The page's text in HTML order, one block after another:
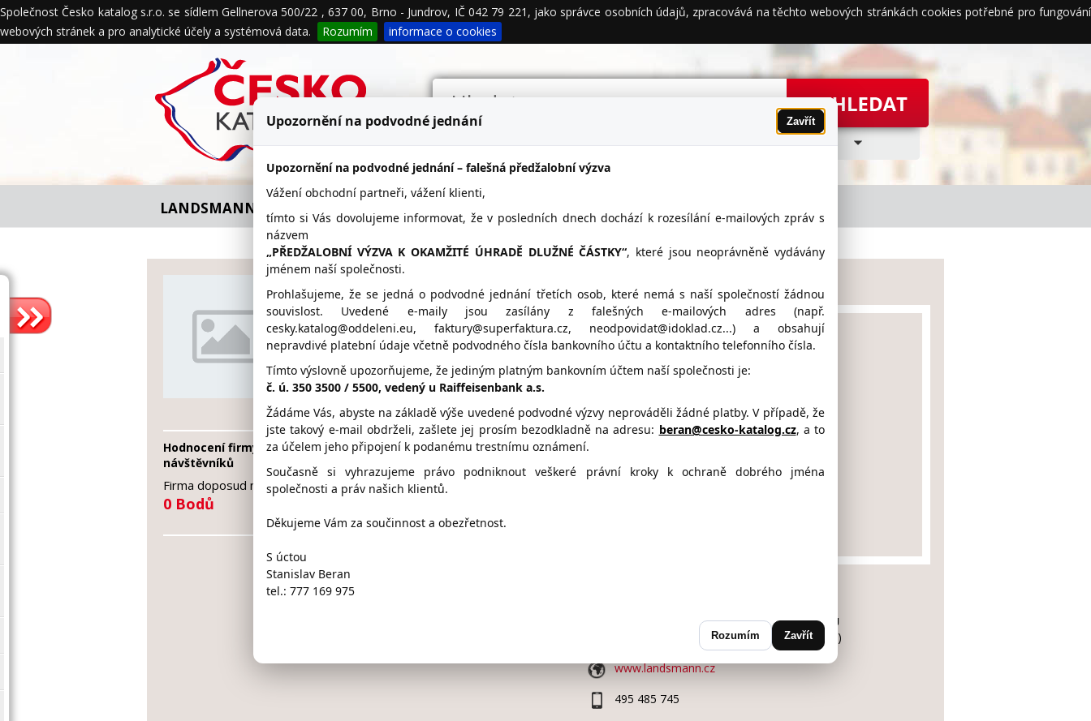
Společnost Česko katalog s.r.o. se sídlem Gellnerova 500/22 , 637 00, Brno - Jundrov, IČ 042 79 221, jako správce osobních údajů, zpracovává na těchto webových stránkách cookies potřebné pro fungování
webových stránek a pro analytické účely a systémová data.
Rozumím informace o cookies
O nás Naše služby Obchodní podmínky Propagace
Kontakty
Ochrana údajů
LANDSMANN s.r.o. - firemní detail
LANDSMANN s.r.o.
www.landsmann.cz
495 485 745
servis@landsmann.cz
Hodnocení firmy LANDSMANN od
návštěvníků
Firma doposud nasbírala:
0 Bodů
1 Bod 2 Body 3 Body
Umístění LANDSMANN na Google maps
CHLUMEC NAD CIDLINOU
(okres Nymburk, Středočeský kraj)
www.landsmann.cz
495 485 745
Upozornění na podvodné jednání Zavřít
Upozornění na podvodné jednání – falešná předžalobní výzva
Vážení obchodní partneři, vážení klienti,
tímto si Vás dovolujeme informovat, že v posledních dnech dochází k rozesílání e-mailových zpráv s
názvem
„PŘEDŽALOBNÍ VÝZVA K OKAMŽITÉ ÚHRADĚ DLUŽNÉ ČÁSTKY“, které jsou neoprávněně vydávány
jménem naší společnosti.
Prohlašujeme, že se jedná o podvodné jednání třetích osob, které nemá s naší společností žádnou
souvislost. Uvedené e-maily jsou zasílány z falešných e-mailových adres (např.
cesky.katalog@oddeleni.eu, faktury@superfaktura.cz, neodpovidat@idoklad.cz...) a obsahují
nepravdivé platební údaje včetně podvodného čísla bankovního účtu a kontaktního telefonního čísla.
Tímto výslovně upozorňujeme, že jediným platným bankovním účtem naší společnosti je:
č. ú. 350 3500 / 5500, vedený u Raiffeisenbank a.s.
Žádáme Vás, abyste na základě výše uvedené podvodné výzvy neprováděli žádné platby. V případě, že
jste takový e-mail obdrželi, zašlete jej prosím bezodkladně na adresu: beran@cesko-katalog.cz, a to
za účelem jeho připojení k podanému trestnímu oznámení.
Současně si vyhrazujeme právo podniknout veškeré právní kroky k ochraně dobrého jména
společnosti a práv našich klientů.
Děkujeme Vám za součinnost a obezřetnost.
S úctou
Stanislav Beran
tel.: 777 169 975
Rozumím Zavřít